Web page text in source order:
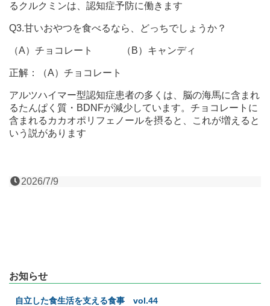
るクルクミンは、認知症予防に働きます
Q3.甘いおやつを食べるなら、どっちでしょうか？
（A）チョコレート （B）キャンディ
正解：（A）チョコレート
アルツハイマー型認知症患者の多くは、脳の海馬に含まれ
るたんぱく質・BDNFが減少しています。チョコレートに
含まれるカカオポリフェノールを摂ると、これが増えると
いう説があります
2026/7/9
お知らせ
自立した食生活を支える食事 vol.44